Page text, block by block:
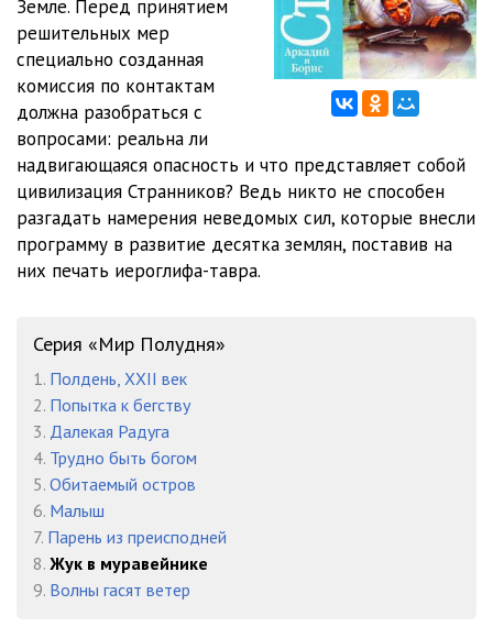
012.Zhuk.V.Muraveynike 08:20
013.Zhuk.V.Muraveynike 05:11
014.Zhuk.V.Muraveynike
015.Zhuk.V.Muraveynike 17:06
016.Zhuk.V.Muraveynike 08:17
017.Zhuk.V.Muraveynike 15:47
019.Zhuk.V.Muraveynike
020.Zhuk.V.Muraveynike
021.Zhuk.V.Muraveynike
022.Zhuk.V.Muraveynike
023.Zhuk.V.Muraveynike
024.Zhuk.V.Muraveynike
Земле. Перед принятием
решительных мер
специально созданная
комиссия по контактам
должна разобраться с
вопросами: реальна ли
надвигающаяся опасность и что представляет собой
цивилизация Странников? Ведь никто не способен
разгадать намерения неведомых сил, которые внесли
программу в развитие десятка землян, поставив на
них печать иероглифа-тавра.
Серия «Мир Полудня»
1. Полдень, XXII век
2. Попытка к бегству
3. Далекая Радуга
4. Трудно быть богом
5. Обитаемый остров
6. Малыш
7. Парень из преисподней
8. Жук в муравейнике
9. Волны гасят ветер